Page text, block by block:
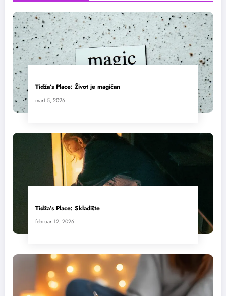
Tidža’s Place: Život je magičan
mart 5, 2026
Tidža’s Place: Skladište
februar 12, 2026